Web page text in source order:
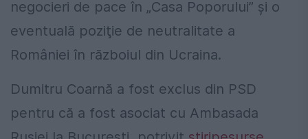
negocieri de pace în „Casa Poporului” şi o
eventuală poziţie de neutralitate a
României în războiul din Ucraina.
Dumitru Coarnă a fost exclus din PSD
pentru că a fost asociat cu Ambasada